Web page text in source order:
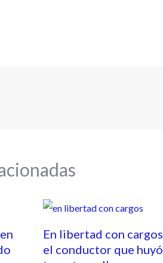
En libertad con cargos
el conductor que huyó